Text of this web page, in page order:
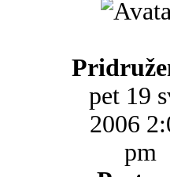
pet 19
2006
pm